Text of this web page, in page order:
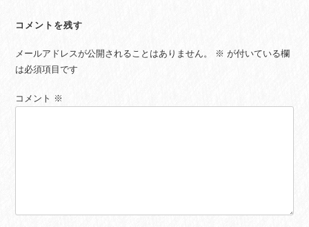
コメントを残す
メールアドレスが公開されることはありません。 ※ が付いている欄
は必須項目です
コメント ※